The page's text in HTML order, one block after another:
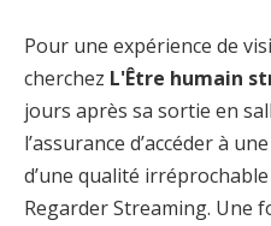
Pour une expérience de
cherchez L'Être humain
jours après sa sortie en
l’assurance d’accéder à
d’une qualité
Regarder Streaming. Une